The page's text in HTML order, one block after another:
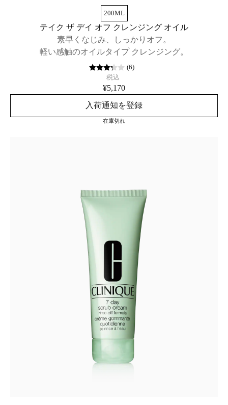
200ML
テイク ザ デイ オフ クレンジング オイル
素早くなじみ、しっかりオフ。
軽い感触のオイルタイプ クレンジング。
(6)
税込
¥5,170
入荷通知を登録
在庫切れ